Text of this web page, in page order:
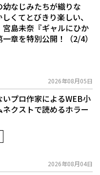
幼なじみたちが織りな
くてとびきり楽しい、
島未奈『ギャルにひか
章を特別公開！（2/4）
2026年08月05日
いプロ作家によるWEB小
ネクストで読めるホラー
2026年08月04日